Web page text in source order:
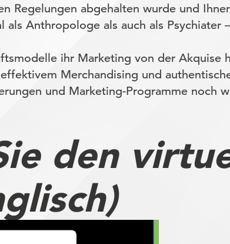
Regelungen abgehalten wurde und
als Anthropologe als auch als
ihr Marketing von der Akquise
Merchandising und
und Marketing-Programme noch
den